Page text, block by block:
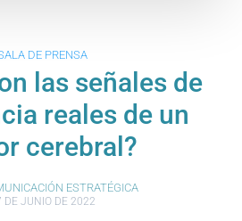
DE PRENSA
las señales de
reales de un
cerebral?
ESTRATÉGICA
DE JUNIO DE 2022